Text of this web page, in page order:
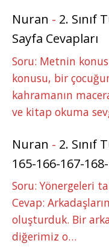
Nuran - 2. Sınıf
Sayfa Cevapları
Soru: Metnin
konusu, bir
kahramanın
ve kitap okuma
Nuran - 2. Sınıf
165-166-167-
Soru: Yönergeleri
Cevap:
oluşturduk. Bir
diğerimiz o…